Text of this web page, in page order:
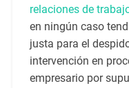
relaciones de
en ningún caso
justa para el
intervención en
empresario por